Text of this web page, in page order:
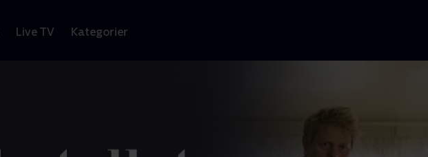
Live TV Kategorier